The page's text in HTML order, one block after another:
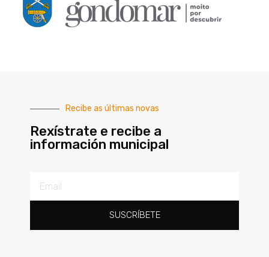
Recibe as últimas novas
Rexístrate e recibe a
información municipal
SUSCRÍBETE